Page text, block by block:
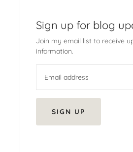
Sign up for blog
Join my email list to receive
information.
SIGN UP